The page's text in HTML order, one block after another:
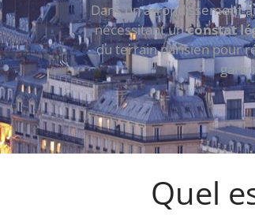
Dans un arrondissement
nécessitant unconstat
du terrain parisien pour
Quel